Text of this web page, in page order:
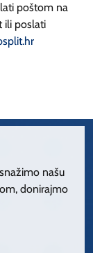
poštom na
ili poslati
našu
donirajmo